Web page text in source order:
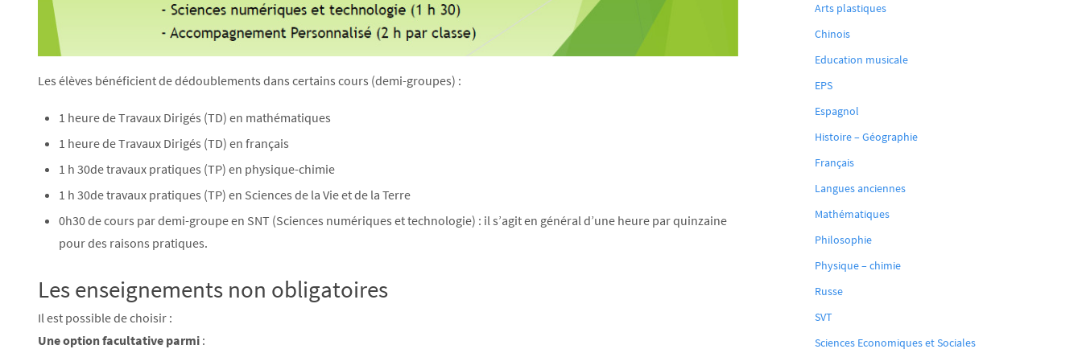
Les élèves bénéficient de dédoublements dans certains cours (demi-groupes) :
1 heure de Travaux Dirigés (TD) en mathématiques
1 heure de Travaux Dirigés (TD) en français
1 h 30de travaux pratiques (TP) en physique-chimie
1 h 30de travaux pratiques (TP) en Sciences de la Vie et de la Terre
0h30 de cours par demi-groupe en SNT (Sciences numériques et technologie) : il s’agit en général d’une heure par quinzaine
pour des raisons pratiques.
Les enseignements non obligatoires
Il est possible de choisir :
Une option facultative parmi :
Arts plastiques
Chinois
Education musicale
EPS
Espagnol
Histoire – Géographie
Français
Langues anciennes
Mathématiques
Philosophie
Physique – chimie
Russe
SVT
Sciences Economiques et Sociales